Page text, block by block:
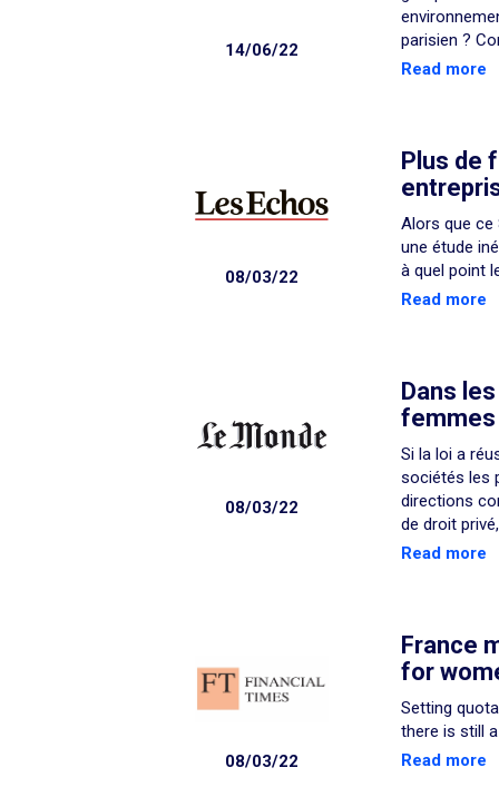
parisien ?
Read more
14/06/22
Plus de
Alors que ce
une étude
à quel point
Read more
08/03/22
Dans
femmes
Si la loi a
sociétés les
directions
de droit
Read more
08/03/22
France
for
Setting
there is still
Read more
08/03/22